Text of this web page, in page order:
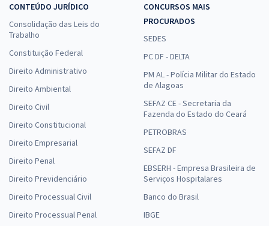
CONTEÚDO JURÍDICO
Consolidação das Leis do
Trabalho
Constituição Federal
Direito Administrativo
Direito Ambiental
Direito Civil
Direito Constitucional
Direito Empresarial
Direito Penal
Direito Previdenciário
Direito Processual Civil
Direito Processual Penal
CONCURSOS MAIS
PROCURADOS
SEDES
PC DF - DELTA
PM AL - Polícia Militar do Estado
de Alagoas
SEFAZ CE - Secretaria da
Fazenda do Estado do Ceará
PETROBRAS
SEFAZ DF
EBSERH - Empresa Brasileira de
Serviços Hospitalares
Banco do Brasil
IBGE